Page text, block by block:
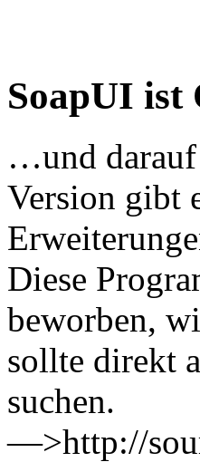
SoapUI ist
…und darauf
Version gibt
Diese
beworben,
sollte direkt
suchen.
—>http://